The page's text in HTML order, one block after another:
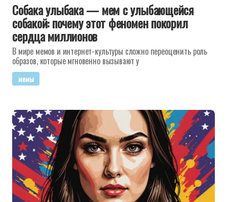
Собака улыбака — мем с улыбающейся
собакой: почему этот феномен покорил
сердца миллионов
В мире мемов и интернет-культуры сложно переоценить роль
образов, которые мгновенно вызывают у
мемы